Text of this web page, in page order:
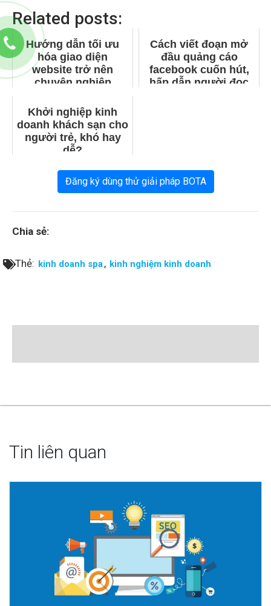
Related posts:
Hướng dẫn tối ưu
hóa giao diện
website trở nên
chuyên nghiệp
Cách viết đoạn mở
đầu quảng cáo
facebook cuốn hút,
hấp dẫn người đọc
Khởi nghiệp kinh
doanh khách sạn cho
người trẻ, khó hay
dễ?
Đăng ký dùng thử giải pháp BOTA
Chia sẻ:
Thẻ: kinh doanh spa, kinh nghiệm kinh doanh
Tin liên quan